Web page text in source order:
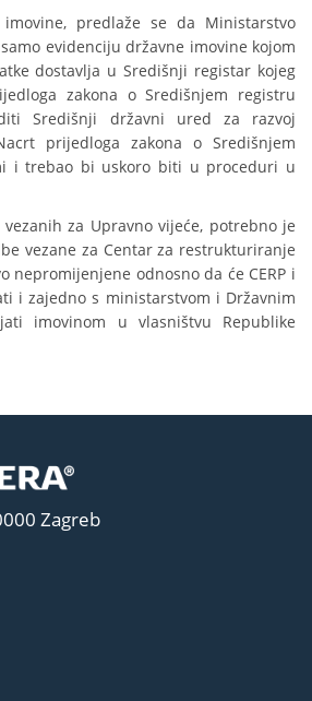
predlaže se da Ministarstvo
evidenciju državne imovine kojom
dostavlja u Središnji registar kojeg
zakona o Središnjem registru
Središnji državni ured za razvoj
prijedloga zakona o Središnjem
i trebao bi uskoro biti u proceduri u
za Upravno vijeće, potrebno je
vezane za Centar za restrukturiranje
nepromijenjene odnosno da će CERP i
i zajedno s ministarstvom i Državnim
imovinom u vlasništvu Republike
Zagreb